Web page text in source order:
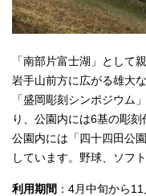
「南部片富士湖」として
岩手山前方に広がる雄大
「盛岡彫刻シンポジウム
り、公園内には6基の彫刻
公園内には「四十四田公
しています。野球、ソフ
利用期間 ：4月中旬から